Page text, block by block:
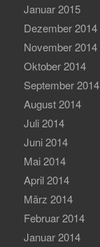
Januar 2015
Dezember 2014
November 2014
Oktober 2014
September 2014
August 2014
Juli 2014
Juni 2014
Mai 2014
April 2014
März 2014
Februar 2014
Januar 2014